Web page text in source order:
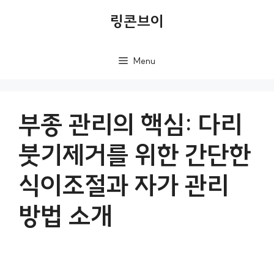
링콘브이
Menu
부종 관리의 핵심: 다리
붓기제거를 위한 간단한
식이조절과 자가 관리
방법 소개